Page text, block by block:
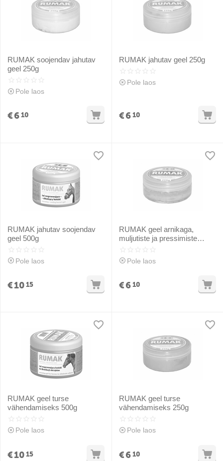
RUMAK soojendav jahutav
geel 250g
Pole laos
€610
RUMAK jahutav geel 250g
Pole laos
€610
RUMAK jahutav soojendav
geel 500g
Pole laos
€1015
RUMAK geel arnikaga,
muljutiste ja pressimiste
Pole laos
€610
RUMAK geel turse
vähendamiseks 500g
Pole laos
€1015
RUMAK geel turse
vähendamiseks 250g
Pole laos
€610